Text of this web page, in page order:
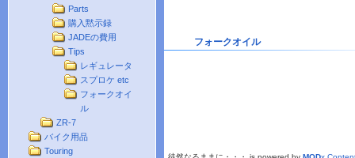
Parts
購入黙示録
JADEの費用
Tips
レギュレータ
スプロケ etc
フォークオイ
ル
ZR-7
バイク用品
Touring
フォークオイル